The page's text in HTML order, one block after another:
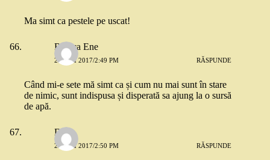
Ma simt ca pestele pe uscat!
Raluca Ene
26 MAI 2017/2:49 PM RĂSPUNDE
Când mi-e sete mă simt ca și cum nu mai sunt în stare
de nimic, sunt indispusa și disperată sa ajung la o sursă
de apă.
DV
26 MAI 2017/2:50 PM RĂSPUNDE